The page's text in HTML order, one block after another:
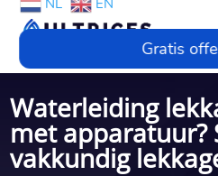
NL EN
Gratis
Waterleiding
met apparatuur?
vakkundig